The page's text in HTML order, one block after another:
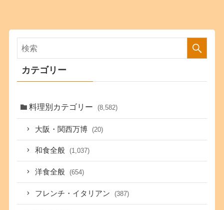
カテゴリー
料理別カテゴリー (8,582)
大阪・関西万博 (20)
和食全般 (1,037)
洋食全般 (654)
フレンチ・イタリアン (387)